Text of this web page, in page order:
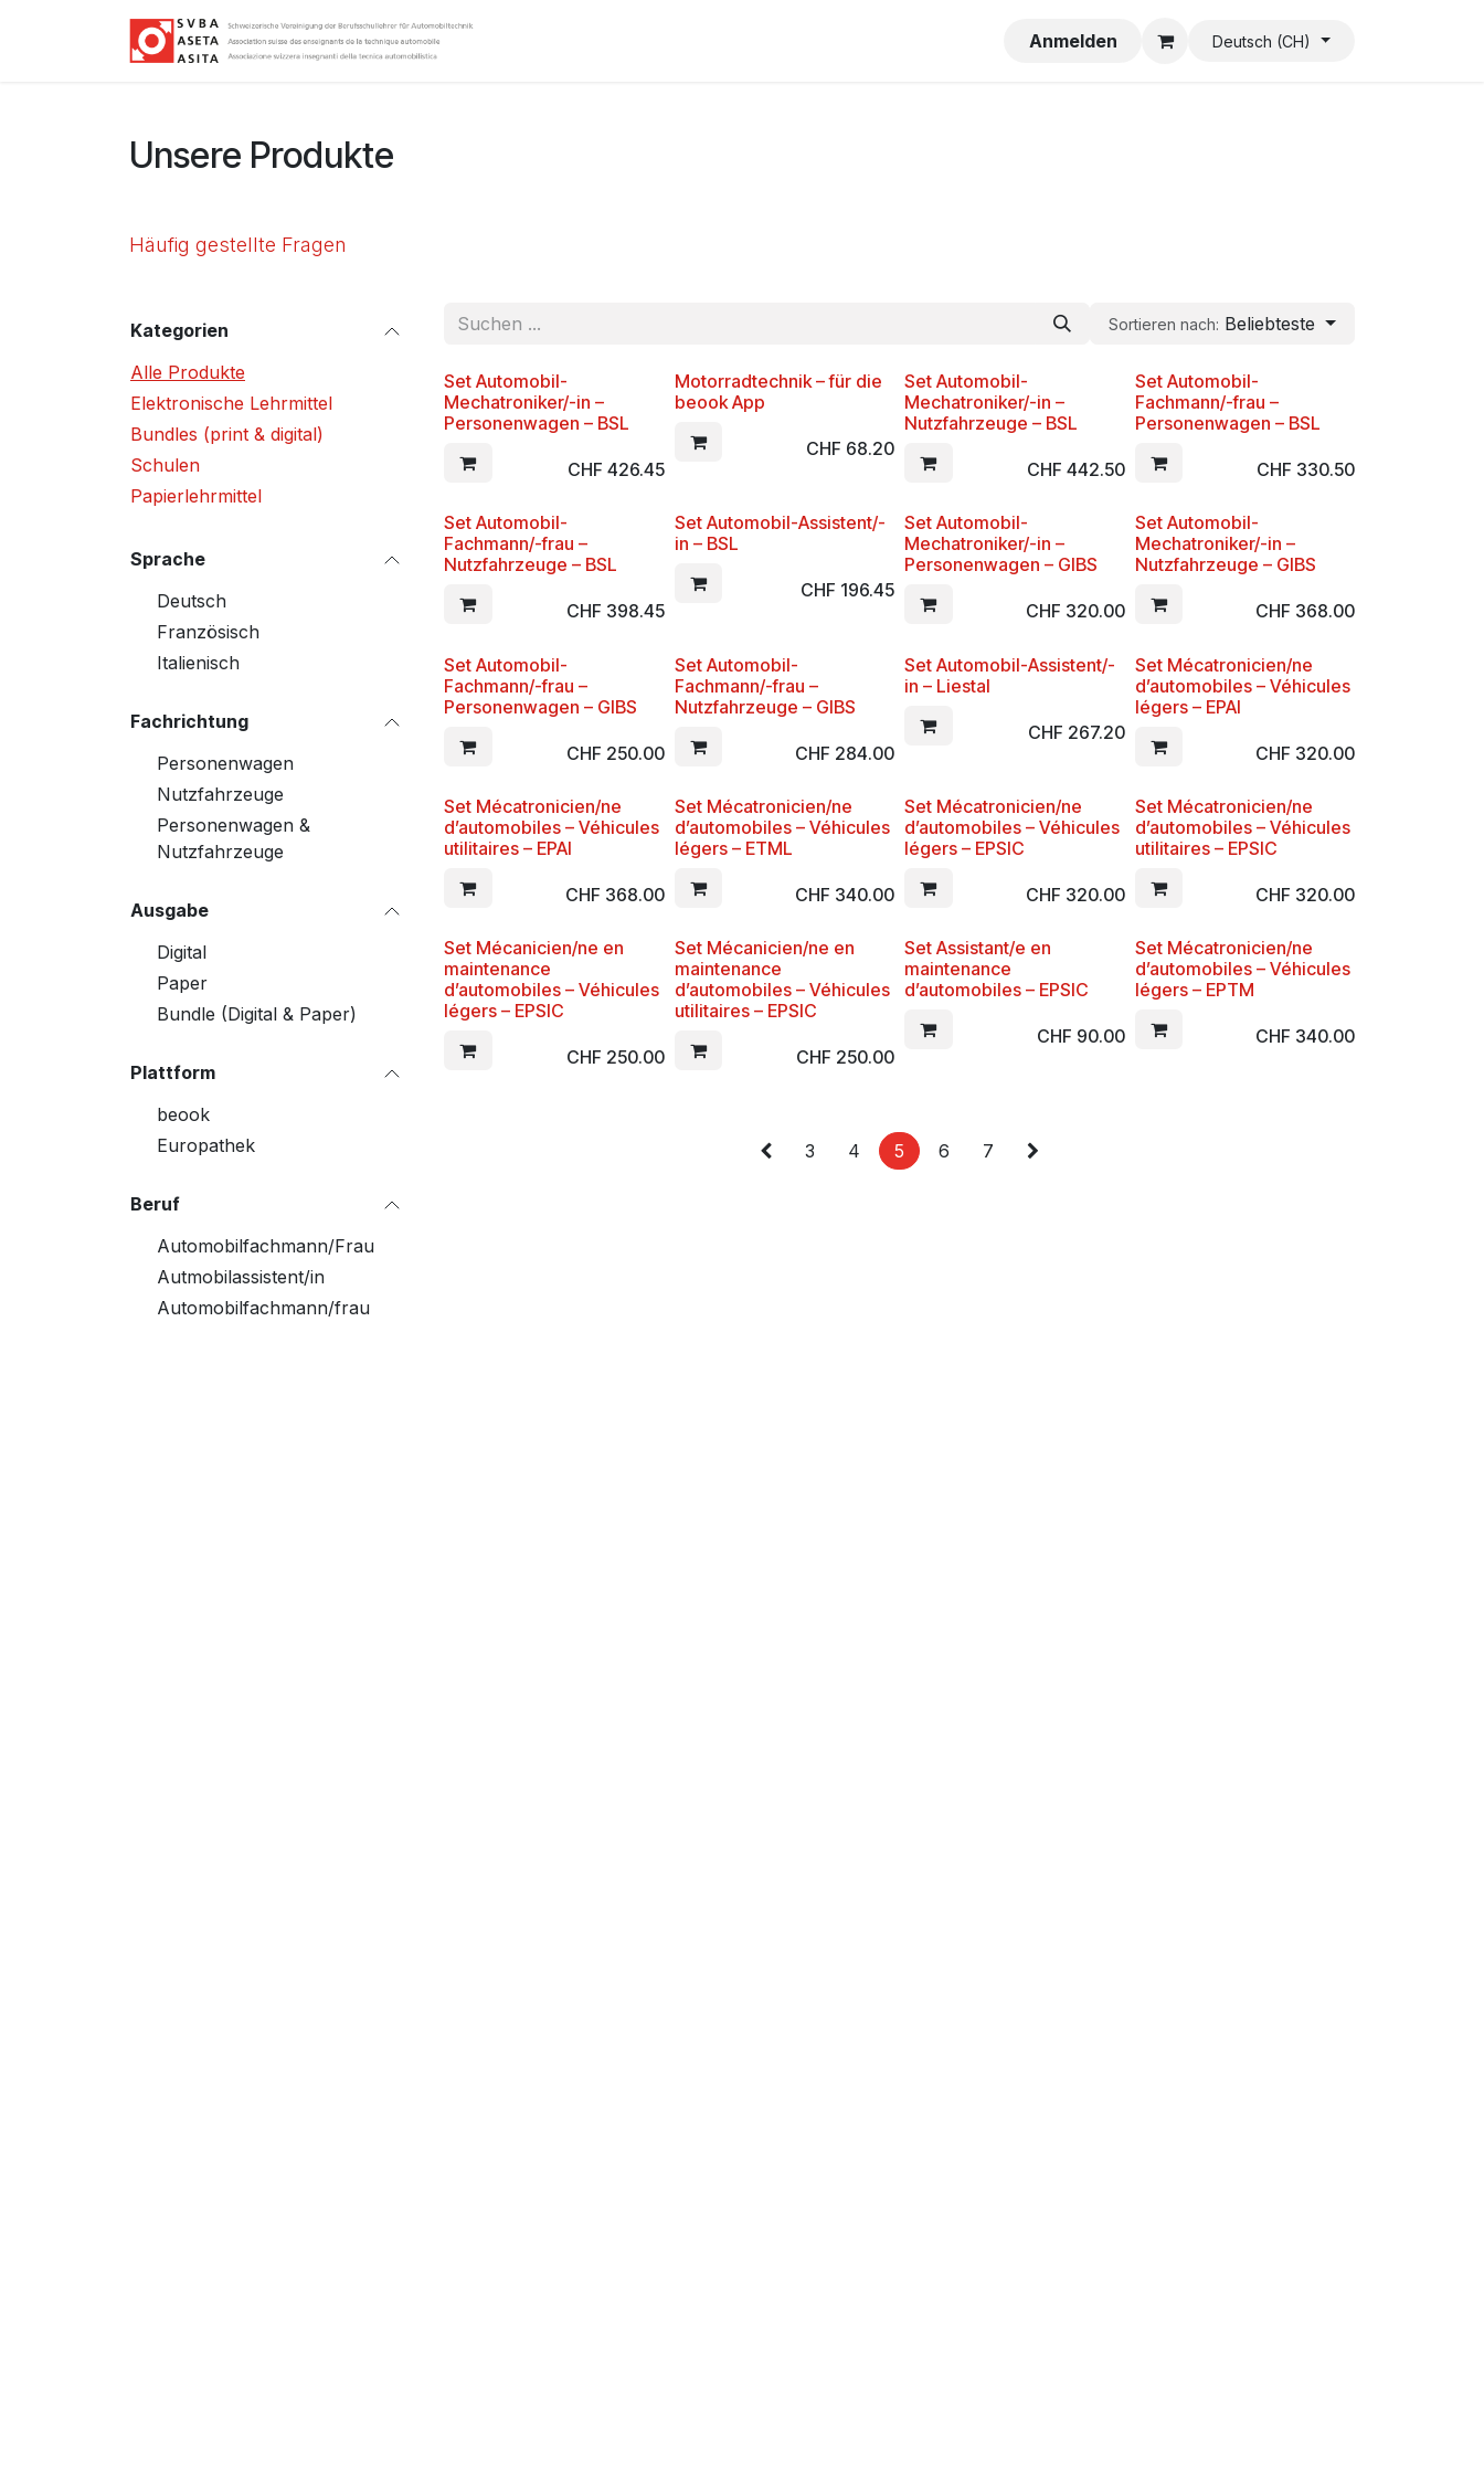
Impressum
Anmelden Deutsch (CH)
Unsere Produkte
Häufig gestellte Fragen
Kategorien
Alle Produkte
Elektronische Lehrmittel
Bundles (print & digital)
Schulen
Papierlehrmittel
Sprache
Deutsch
Französisch
Italienisch
Fachrichtung
Personenwagen
Nutzfahrzeuge
Personenwagen &
Nutzfahrzeuge
Ausgabe
Digital
Paper
Bundle (Digital & Paper)
Plattform
beook
Europathek
Beruf
Automobilfachmann/Frau
Autmobilassistent/in
Automobilfachmann/frau
Sortieren nach: Beliebteste
Set Automobil-
Mechatroniker/-in –
Personenwagen – BSL
CHF 426.45
Motorradtechnik – für die
beook App
CHF 68.20
Set Automobil-
Mechatroniker/-in –
Nutzfahrzeuge – BSL
CHF 442.50
Set Automobil-
Fachmann/-frau –
Personenwagen – BSL
CHF 330.50
Set Automobil-
Fachmann/-frau –
Nutzfahrzeuge – BSL
CHF 398.45
Set Automobil-Assistent/-
in – BSL
CHF 196.45
Set Automobil-
Mechatroniker/-in –
Personenwagen – GIBS
CHF 320.00
Set Automobil-
Mechatroniker/-in –
Nutzfahrzeuge – GIBS
CHF 368.00
Set Automobil-
Fachmann/-frau –
Personenwagen – GIBS
CHF 250.00
Set Automobil-
Fachmann/-frau –
Nutzfahrzeuge – GIBS
CHF 284.00
Set Automobil-Assistent/-
in – Liestal
CHF 267.20
Set Mécatronicien/ne
d’automobiles – Véhicules
légers – EPAI
CHF 320.00
Set Mécatronicien/ne
d’automobiles – Véhicules
utilitaires – EPAI
CHF 368.00
Set Mécatronicien/ne
d’automobiles – Véhicules
légers – ETML
CHF 340.00
Set Mécatronicien/ne
d’automobiles – Véhicules
légers – EPSIC
CHF 320.00
Set Mécatronicien/ne
d’automobiles – Véhicules
utilitaires – EPSIC
CHF 320.00
Set Mécanicien/ne en
maintenance
d’automobiles – Véhicules
légers – EPSIC
CHF 250.00
Set Mécanicien/ne en
maintenance
d’automobiles – Véhicules
utilitaires – EPSIC
CHF 250.00
Set Assistant/e en
maintenance
d’automobiles – EPSIC
CHF 90.00
Set Mécatronicien/ne
d’automobiles – Véhicules
légers – EPTM
CHF 340.00
3 4 5 6 7